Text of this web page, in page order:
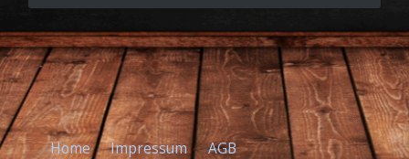
Home Impressum AGB